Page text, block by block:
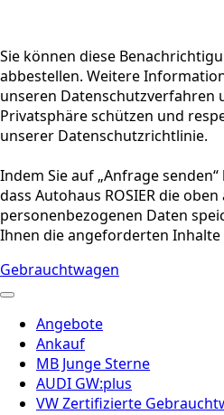
Sie können diese
abbestellen. Weitere
unseren Datenschutzverfahren
Privatsphäre schützen und
unserer Datenschutzrichtlinie.
Indem Sie auf „Anfrage
dass Autohaus ROSIER die
personenbezogenen Daten
Ihnen die angeforderten
Gebrauchtwagen
Angebote
Ankauf
MB Junge Sterne
AUDI GW:plus
VW Zertifizierte